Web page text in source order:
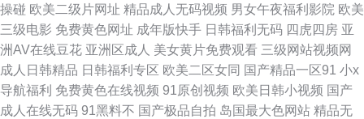
操碰 欧美二级片网址 精品成人无码视频 男女午夜福利影院 欧美
三级电影 免费黄色网址 成年版快手 日韩福利无码 四虎四房 亚
洲AV在线豆花 亚洲区成人 美女黄片免费观看 三级网站视频网
成人日韩精品 日韩福利专区 欧美二区女同 国产精品一区91 小x
导航福利 免费黄色在线视频 91原创视频 欧美日韩小视频 国产
成人在线无码 91黑料不 国产极品自拍 岛国最大色网站 精品无